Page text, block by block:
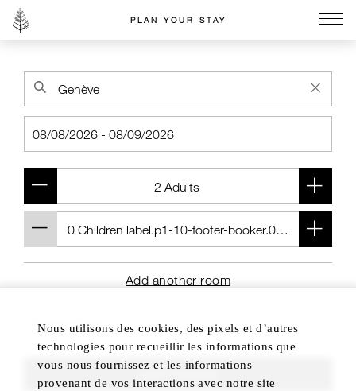
PLAN YOUR STAY
Add another room
Nous utilisons des cookies, des pixels et d’autres
technologies pour recueillir les informations que
vous nous fournissez et les informations
provenant de vos interactions avec notre site